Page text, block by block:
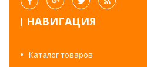
НАВИГАЦИЯ
Каталог товаров